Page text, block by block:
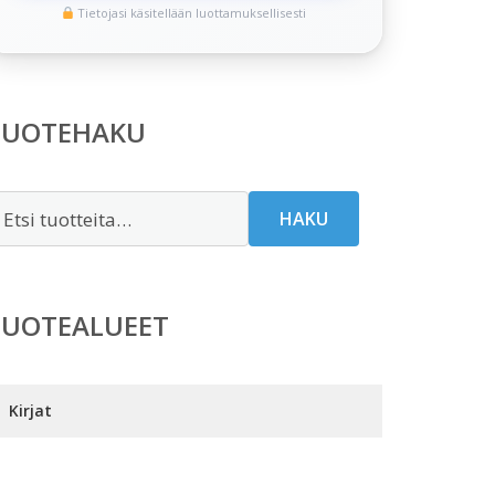
Tietojasi käsitellään luottamuksellisesti
HAKU
Kirjat